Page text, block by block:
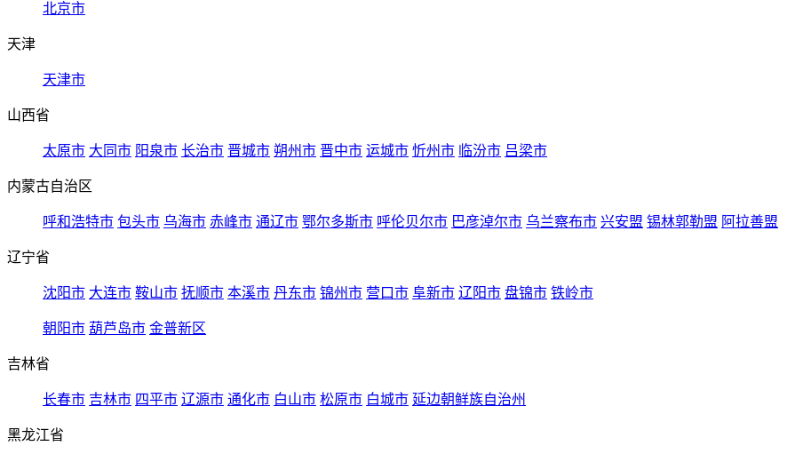
北京市
天津
天津市
山西省
太原市 大同市 阳泉市 长治市 晋城市 朔州市 晋中市 运城市 忻州市 临汾市 吕梁市
内蒙古自治区
呼和浩特市 包头市 乌海市 赤峰市 通辽市 鄂尔多斯市 呼伦贝尔市 巴彦淖尔市 乌兰察布市 兴安盟 锡林郭勒盟 阿拉善盟
辽宁省
沈阳市 大连市 鞍山市 抚顺市 本溪市 丹东市 锦州市 营口市 阜新市 辽阳市 盘锦市 铁岭市
朝阳市 葫芦岛市 金普新区
吉林省
长春市 吉林市 四平市 辽源市 通化市 白山市 松原市 白城市 延边朝鲜族自治州
黑龙江省